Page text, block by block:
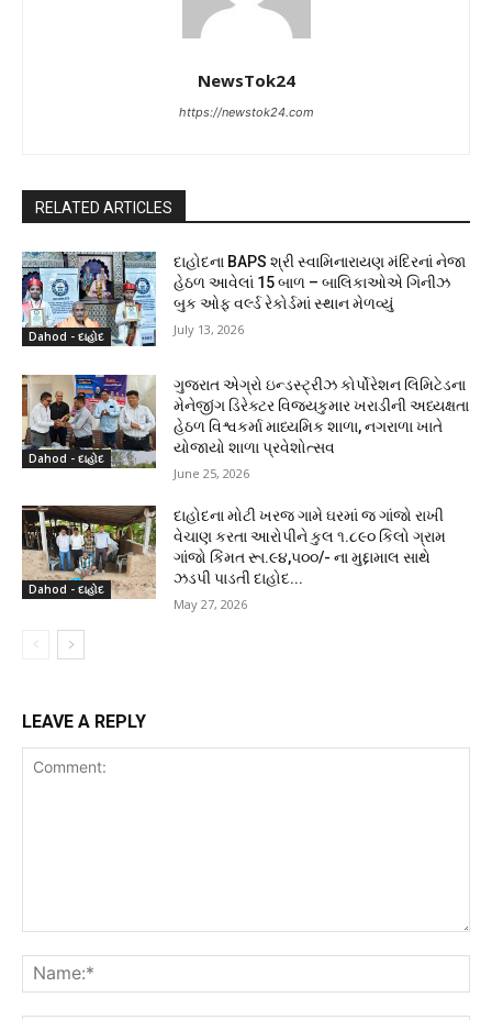
NewsTok24
https://newstok24.com
RELATED ARTICLES
Dahod - દાહોદ
દાહોદના BAPS શ્રી સ્વામિનારાયણ મંદિરનાં નેજા
હેઠળ આવેલાં 15 બાળ – બાલિકાઓએ ગિનીઝ
બુક ઓફ વર્લ્ડ રેકોર્ડમાં સ્થાન મેળવ્યું
July 13, 2026
Dahod - દાહોદ
ગુજરાત એગ્રો ઇન્ડસ્ટ્રીઝ કોર્પોરેશન લિમિટેડના
મેનેજીંગ ડિરેક્ટર વિજયકુમાર ખરાડીની અધ્યક્ષતા
હેઠળ વિશ્વકર્મા માધ્યમિક શાળા, નગરાળા ખાતે
યોજાયો શાળા પ્રવેશોત્સવ
June 25, 2026
Dahod - દાહોદ
દાહોદના મોટી ખરજ ગામે ઘરમાં જ ગાંજો રાખી
વેચાણ કરતા આરોપીને કુલ ૧.૮૯૦ કિલો ગ્રામ
ગાંજો કિંમત રૂા.૯૪,૫૦૦/- ના મુદ્દામાલ સાથે
ઝડપી પાડતી દાહોદ...
May 27, 2026
LEAVE A REPLY